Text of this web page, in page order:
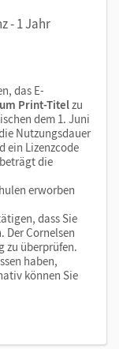
- 1 Jahr
das E-
Print-Titelzu
dem 1. Juni
Nutzungsdauer
ein Lizenzcode
die
erworben
dass Sie
Der Cornelsen
zu überprüfen.
haben,
können Sie